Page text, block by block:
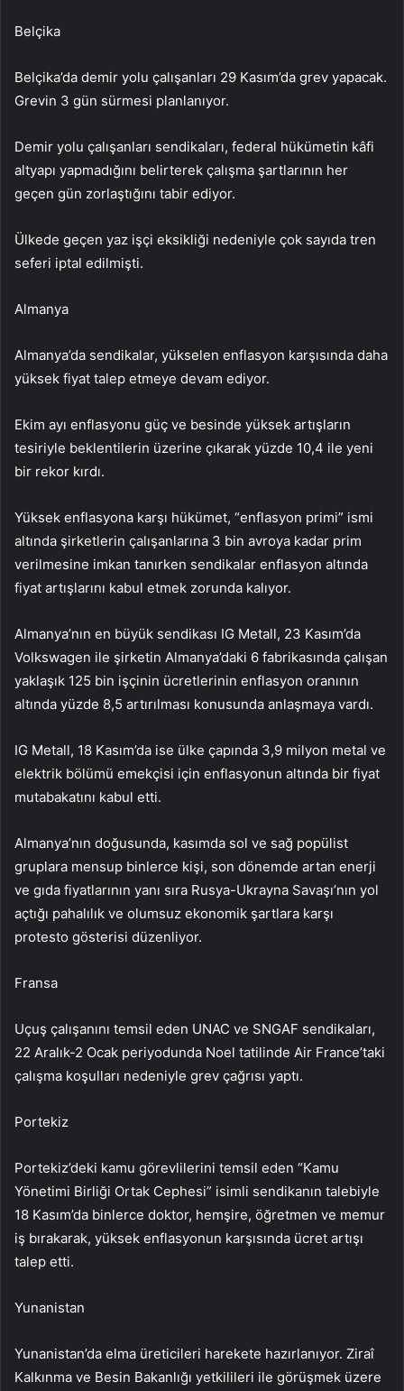
Belçika
Belçika’da demir yolu çalışanları 29 Kasım’da grev yapacak.
Grevin 3 gün sürmesi planlanıyor.
Demir yolu çalışanları sendikaları, federal hükümetin kâfi
altyapı yapmadığını belirterek çalışma şartlarının her
geçen gün zorlaştığını tabir ediyor.
Ülkede geçen yaz işçi eksikliği nedeniyle çok sayıda tren
seferi iptal edilmişti.
Almanya
Almanya’da sendikalar, yükselen enflasyon karşısında daha
yüksek fiyat talep etmeye devam ediyor.
Ekim ayı enflasyonu güç ve besinde yüksek artışların
tesiriyle beklentilerin üzerine çıkarak yüzde 10,4 ile yeni
bir rekor kırdı.
Yüksek enflasyona karşı hükümet, “enflasyon primi” ismi
altında şirketlerin çalışanlarına 3 bin avroya kadar prim
verilmesine imkan tanırken sendikalar enflasyon altında
fiyat artışlarını kabul etmek zorunda kalıyor.
Almanya’nın en büyük sendikası IG Metall, 23 Kasım’da
Volkswagen ile şirketin Almanya’daki 6 fabrikasında çalışan
yaklaşık 125 bin işçinin ücretlerinin enflasyon oranının
altında yüzde 8,5 artırılması konusunda anlaşmaya vardı.
IG Metall, 18 Kasım’da ise ülke çapında 3,9 milyon metal ve
elektrik bölümü emekçisi için enflasyonun altında bir fiyat
mutabakatını kabul etti.
Almanya’nın doğusunda, kasımda sol ve sağ popülist
gruplara mensup binlerce kişi, son dönemde artan enerji
ve gıda fiyatlarının yanı sıra Rusya-Ukrayna Savaşı’nın yol
açtığı pahalılık ve olumsuz ekonomik şartlara karşı
protesto gösterisi düzenliyor.
Fransa
Uçuş çalışanını temsil eden UNAC ve SNGAF sendikaları,
22 Aralık-2 Ocak periyodunda Noel tatilinde Air France’taki
çalışma koşulları nedeniyle grev çağrısı yaptı.
Portekiz
Portekiz’deki kamu görevlilerini temsil eden “Kamu
Yönetimi Birliği Ortak Cephesi” isimli sendikanın talebiyle
18 Kasım’da binlerce doktor, hemşire, öğretmen ve memur
iş bırakarak, yüksek enflasyonun karşısında ücret artışı
talep etti.
Yunanistan
Yunanistan’da elma üreticileri harekete hazırlanıyor. Ziraî
Kalkınma ve Besin Bakanlığı yetkilileri ile görüşmek üzere